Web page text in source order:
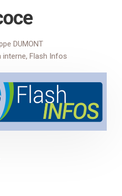
DUMONT
interne, Flash Infos